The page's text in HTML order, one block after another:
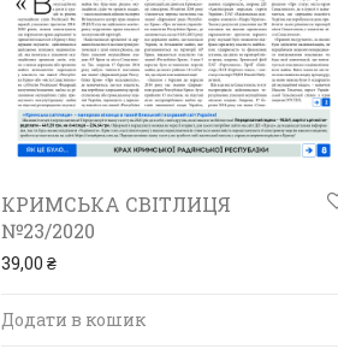
КРИМСЬКА СВІТЛИЦЯ
№23/2020
39,00 ₴
Додати в кошик